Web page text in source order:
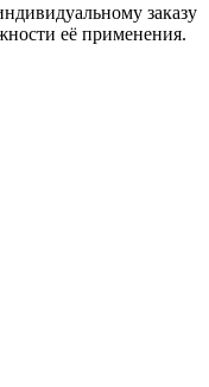
заказу
её применения.